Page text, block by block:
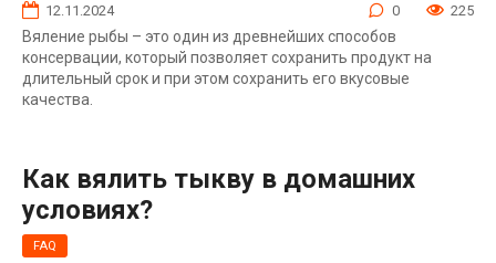
12.11.2024 0 225
Вяление рыбы – это один из древнейших способов
консервации, который позволяет сохранить продукт на
длительный срок и при этом сохранить его вкусовые
качества.
Как вялить тыкву в домашних
условиях?
FAQ